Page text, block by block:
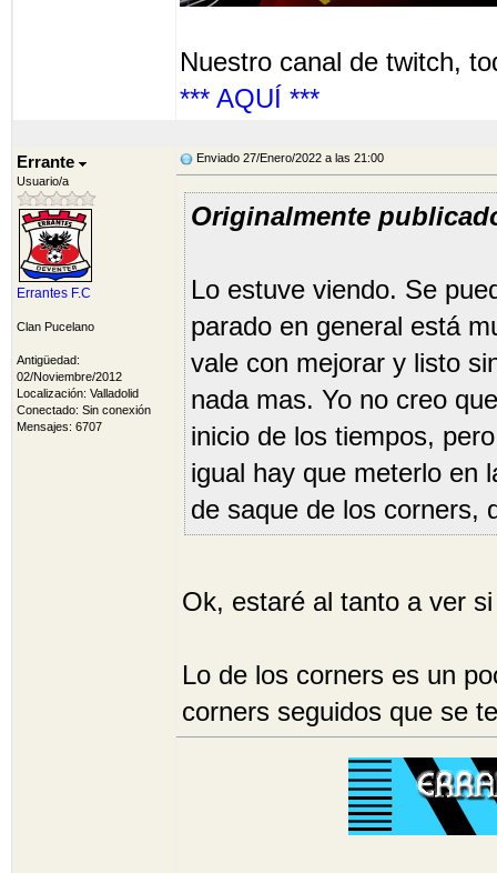
Nuestro canal de twitch,
*** AQUÍ ***
Errante
Usuario/a
Errantes F.C
Clan Pucelano
Antigüedad:
02/Noviembre/2012
Localización: Valladolid
Conectado: Sin conexión
Mensajes: 6707
Enviado 27/Enero/2022 a las 21:00
Originalmente
Lo estuve viendo. Se
parado en general está
vale con mejorar y listo
nada mas. Yo no creo
inicio de los tiempos,
igual hay que meterlo en
de saque de los corners,
Ok, estaré al tanto a ver
Lo de los corners es un
corners seguidos que se